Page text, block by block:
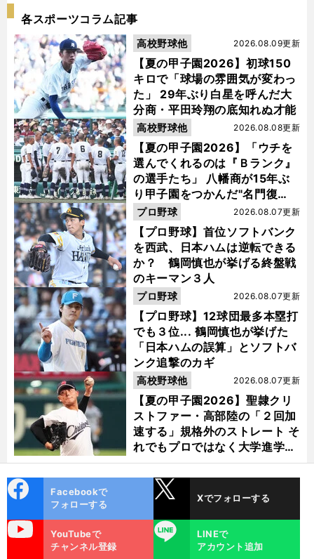
各スポーツコラム記事
【夏の甲子園2026】初球150
キロで「球場の雰囲気が変わっ
た」 29年ぶり白星を呼んだ大
分商・平田玲翔の底知れぬ才能
2026.08.09更新
高校野球他
【夏の甲子園2026】「ウチを
選んでくれるのは『Ｂランク』
の選手たち」 八幡商が15年ぶ
り甲子園をつかんだ"名門復
活"の舞台裏
2026.08.08更新
高校野球他
【プロ野球】首位ソフトバンク
を西武、日本ハムは逆転できる
か？ 鶴岡慎也が挙げる終盤戦
のキーマン３人
2026.08.07更新
プロ野球
【プロ野球】12球団最多本塁打
でも３位... 鶴岡慎也が挙げた
「日本ハムの誤算」とソフトバ
ンク追撃のカギ
2026.08.07更新
プロ野球
【夏の甲子園2026】聖隷クリ
ストファー・高部陸の「２回加
速する」規格外のストレート そ
れでもプロではなく大学進学を
選ぶ理由
2026.08.07更新
高校野球他
ok
Facebookで
フォローする
Xでフォローする
YouTubeで
チャンネル登録
LINE
LINEで
アカウント追加